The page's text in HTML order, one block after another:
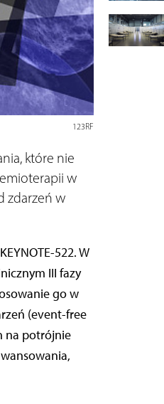
123RF
które nie
w
zdarzeń w
522. W
III fazy
go w
(event-free
na potrójnie